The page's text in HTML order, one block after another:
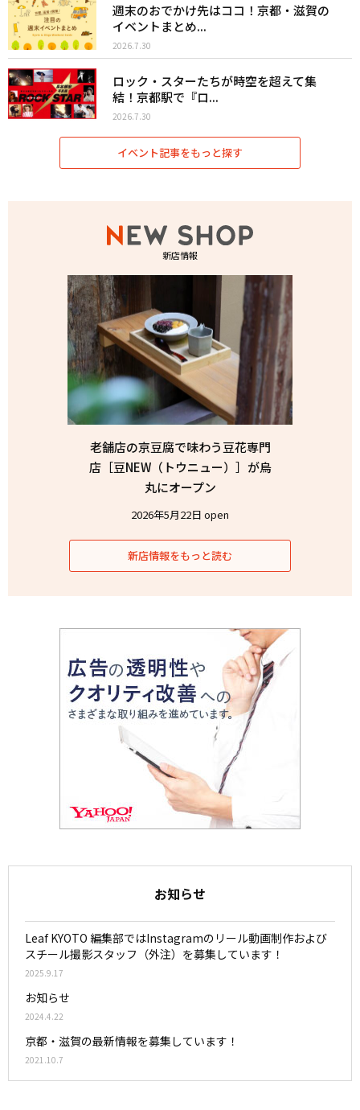
週末のおでかけ先はココ！京都・滋賀の
イベントまとめ...
2026.7.30
ロック・スターたちが時空を超えて集
結！京都駅で『ロ...
2026.7.30
イベント記事をもっと探す
新店情報
老舗店の京豆腐で味わう豆花専門
店［豆NEW（トウニュー）］が烏
丸にオープン
2026年5月22日 open
新店情報をもっと読む
お知らせ
Leaf KYOTO 編集部ではInstagramのリール動画制作および
スチール撮影スタッフ（外注）を募集しています！
2025.9.17
お知らせ
2024.4.22
京都・滋賀の最新情報を募集しています！
2021.10.7